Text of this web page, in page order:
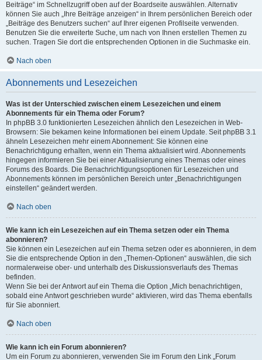
Beiträge“ im Schnellzugriff oben auf der Boardseite auswählen. Alternativ
können Sie auch „Ihre Beiträge anzeigen“ in Ihrem persönlichen Bereich oder
„Beiträge des Benutzers suchen“ auf Ihrer eigenen Profilseite verwenden.
Benutzen Sie die erweiterte Suche, um nach von Ihnen erstellen Themen zu
suchen. Tragen Sie dort die entsprechenden Optionen in die Suchmaske ein.
Nach oben
Abonnements und Lesezeichen
Was ist der Unterschied zwischen einem Lesezeichen und einem
Abonnements für ein Thema oder Forum?
In phpBB 3.0 funktionierten Lesezeichen ähnlich den Lesezeichen in Web-
Browsern: Sie bekamen keine Informationen bei einem Update. Seit phpBB 3.1
ähneln Lesezeichen mehr einem Abonnement: Sie können eine
Benachrichtigung erhalten, wenn ein Thema aktualisiert wird. Abonnements
hingegen informieren Sie bei einer Aktualisierung eines Themas oder eines
Forums des Boards. Die Benachrichtigungsoptionen für Lesezeichen und
Abonnements können im persönlichen Bereich unter „Benachrichtigungen
einstellen“ geändert werden.
Nach oben
Wie kann ich ein Lesezeichen auf ein Thema setzen oder ein Thema
abonnieren?
Sie können ein Lesezeichen auf ein Thema setzen oder es abonnieren, in dem
Sie die entsprechende Option in den „Themen-Optionen“ auswählen, die sich
normalerweise ober- und unterhalb des Diskussionsverlaufs des Themas
befinden.
Wenn Sie bei der Antwort auf ein Thema die Option „Mich benachrichtigen,
sobald eine Antwort geschrieben wurde“ aktivieren, wird das Thema ebenfalls
für Sie abonniert.
Nach oben
Wie kann ich ein Forum abonnieren?
Um ein Forum zu abonnieren, verwenden Sie im Forum den Link „Forum